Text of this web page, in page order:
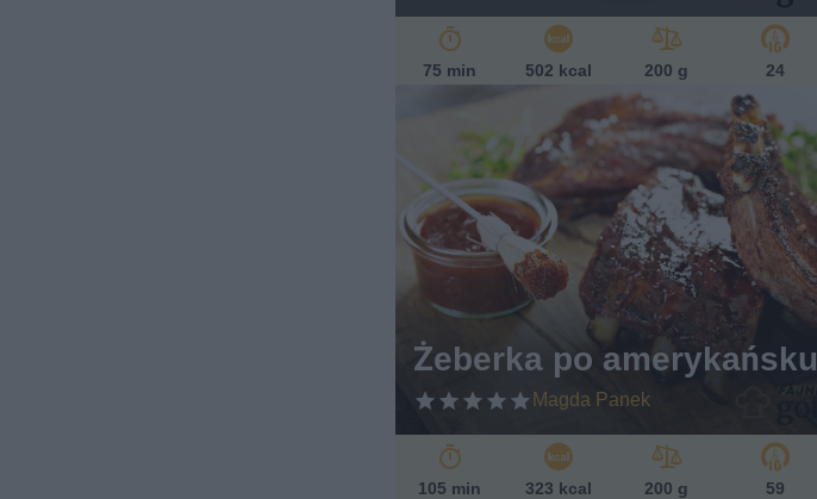
75 min 502 kcal 200 g 24
Żeberka po amerykańsku
Magda Panek
105 min 323 kcal 200 g 59